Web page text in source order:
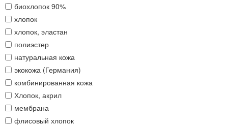
биохлопок 90%
хлопок
хлопок, эластан
полиэстер
натуральная кожа
экокожа (Германия)
комбинированная кожа
Хлопок, акрил
мембрана
флисовый хлопок